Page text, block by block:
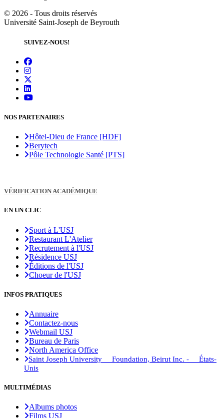
© 2026 - Tous droits réservés
Université Saint-Joseph de Beyrouth
SUIVEZ-NOUS!
NOS PARTENAIRES
Hôtel-Dieu de France [HDF]
Berytech
Pôle Technologie Santé [PTS]
VÉRIFICATION ACADÉMIQUE
EN UN CLIC
Sport à L'USJ
Restaurant L'Atelier
Recrutement à l'USJ
Résidence USJ
Éditions de l'USJ
Choeur de l'USJ
INFOS PRATIQUES
Annuaire
Contactez-nous
Webmail USJ
Bureau de Paris
North America Office
Saint Joseph University Foundation, Beirut Inc. - États-
Unis
MULTIMÉDIAS
Albums photos
Films USJ